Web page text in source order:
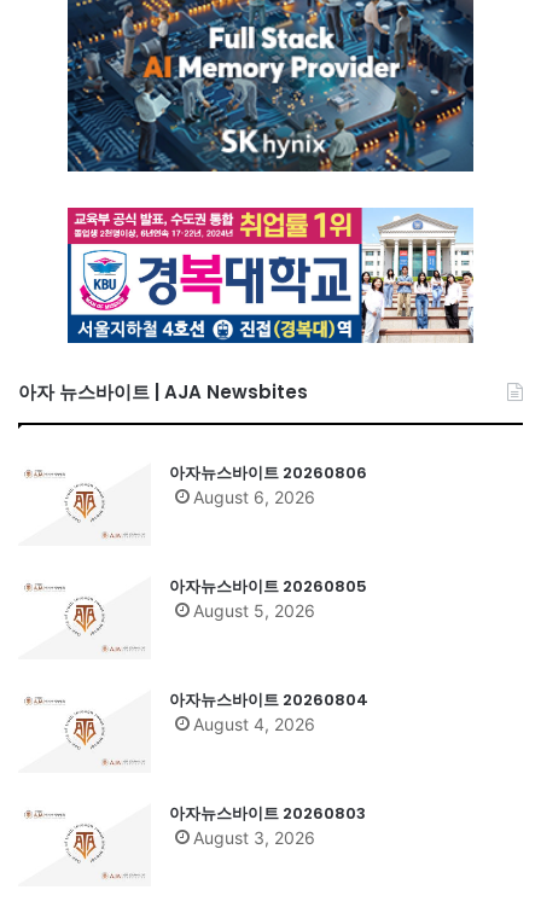
아자 뉴스바이트 | AJA Newsbites
아자뉴스바이트 20260806
August 6, 2026
아자뉴스바이트 20260805
August 5, 2026
아자뉴스바이트 20260804
August 4, 2026
아자뉴스바이트 20260803
August 3, 2026